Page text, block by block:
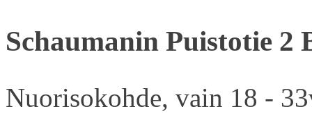
Schaumanin Puistotie 2
Nuorisokohde, vain 18 -